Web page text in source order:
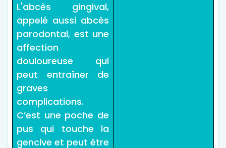
L'abcès gingival,
appelé aussi abcès
parodontal, est une
affection
douloureuse qui
peut entraîner de
graves
complications.
C’est une poche de
pus qui touche la
gencive et peut être